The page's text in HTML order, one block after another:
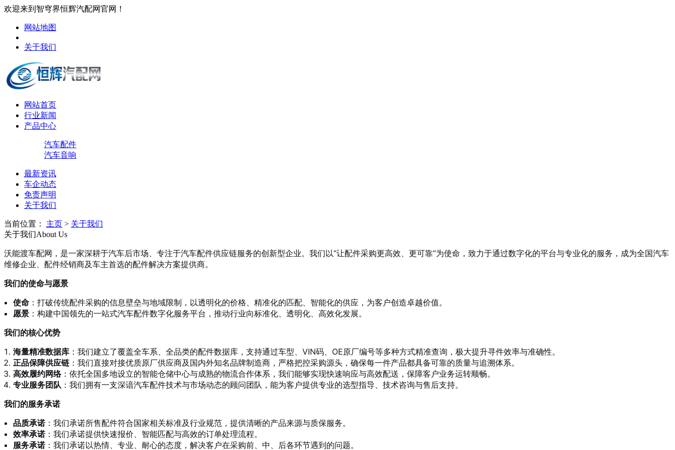
欢迎来到智穹界恒辉汽配网官网！
网站地图
关于我们
网站首页
行业新闻
产品中心
汽车配件
汽车音响
最新资讯
车企动态
免责声明
关于我们
当前位置： 主页 > 关于我们
关于我们About Us
沃能渡车配网，是一家深耕于汽车后市场、专注于汽车配件供应链服务的创新型企业。我们以“让配件采购更高效、更可靠”为使命，致力于通过数字化的平台与专业化的服务，成为全国汽车
维修企业、配件经销商及车主首选的配件解决方案提供商。
我们的使命与愿景
使命 ：打破传统配件采购的信息壁垒与地域限制，以透明化的价格、精准化的匹配、智能化的供应，为客户创造卓越价值。
愿景 ：构建中国领先的一站式汽车配件数字化服务平台，推动行业向标准化、透明化、高效化发展。
我们的核心优势
海量精准数据库 ：我们建立了覆盖全车系、全品类的配件数据库，支持通过车型、VIN码、OE原厂编号等多种方式精准查询，极大提升寻件效率与准确性。
正品保障供应链 ：我们直接对接优质原厂供应商及国内外知名品牌制造商，严格把控采购源头，确保每一件产品都具备可靠的质量与追溯体系。
高效履约网络：依托全国多地设立的智能仓储中心与成熟的物流合作体系，我们能够实现快速响应与高效配送，保障客户业务运转顺畅。
专业服务团队 ：我们拥有一支深谙汽车配件技术与市场动态的顾问团队，能为客户提供专业的选型指导、技术咨询与售后支持。
我们的服务承诺
品质承诺：我们承诺所售配件符合国家相关标准及行业规范，提供清晰的产品来源与质保服务。
效率承诺：我们承诺提供快速报价、智能匹配与高效的订单处理流程。
服务承诺：我们承诺以热情、专业、耐心的态度，解决客户在采购前、中、后各环节遇到的问题。